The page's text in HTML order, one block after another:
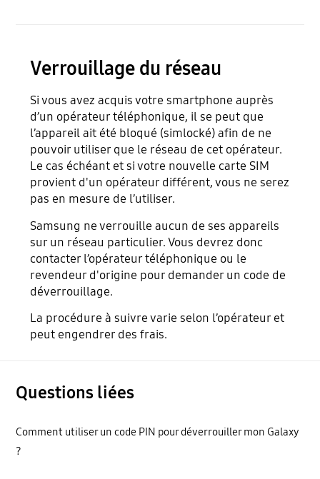
Verrouillage du réseau
Si vous avez acquis votre smartphone auprès
d’un opérateur téléphonique, il se peut que
l’appareil ait été bloqué (simlocké) afin de ne
pouvoir utiliser que le réseau de cet opérateur.
Le cas échéant et si votre nouvelle carte SIM
provient d'un opérateur différent, vous ne serez
pas en mesure de l’utiliser.
Samsung ne verrouille aucun de ses appareils
sur un réseau particulier. Vous devrez donc
contacter l’opérateur téléphonique ou le
revendeur d'origine pour demander un code de
déverrouillage.
La procédure à suivre varie selon l’opérateur et
peut engendrer des frais.
Questions liées
Comment utiliser un code PIN pour déverrouiller mon Galaxy
?